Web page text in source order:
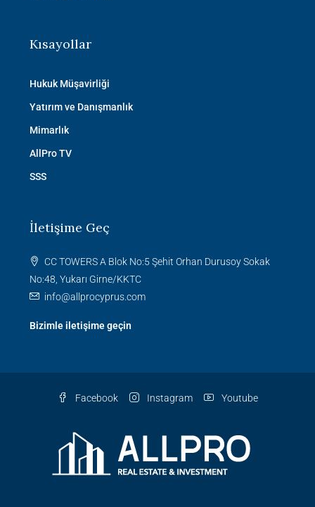
Kısayollar
Hukuk Müşavirliği
Yatırım ve Danışmanlık
Mimarlık
AllPro TV
SSS
İletişime Geç
CC TOWERS A Blok No:5 Şehit Orhan Durusoy Sokak
No:48, Yukarı Girne/KKTC
info@allprocyprus.com
Bizimle iletişime geçin
Facebook Instagram Youtube